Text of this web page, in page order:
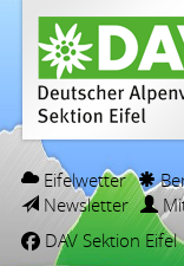
Eifelwetter
Newsletter
DAV Sektion Eifel